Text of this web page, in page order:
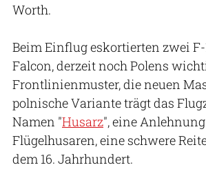
Worth.
Beim Einflug eskortierten zwei
Falcon, derzeit noch Polens
Frontlinienmuster, die neuen
polnische Variante trägt das
Namen "Husarz", eine
Flügelhusaren, eine schwere
dem 16. Jahrhundert.